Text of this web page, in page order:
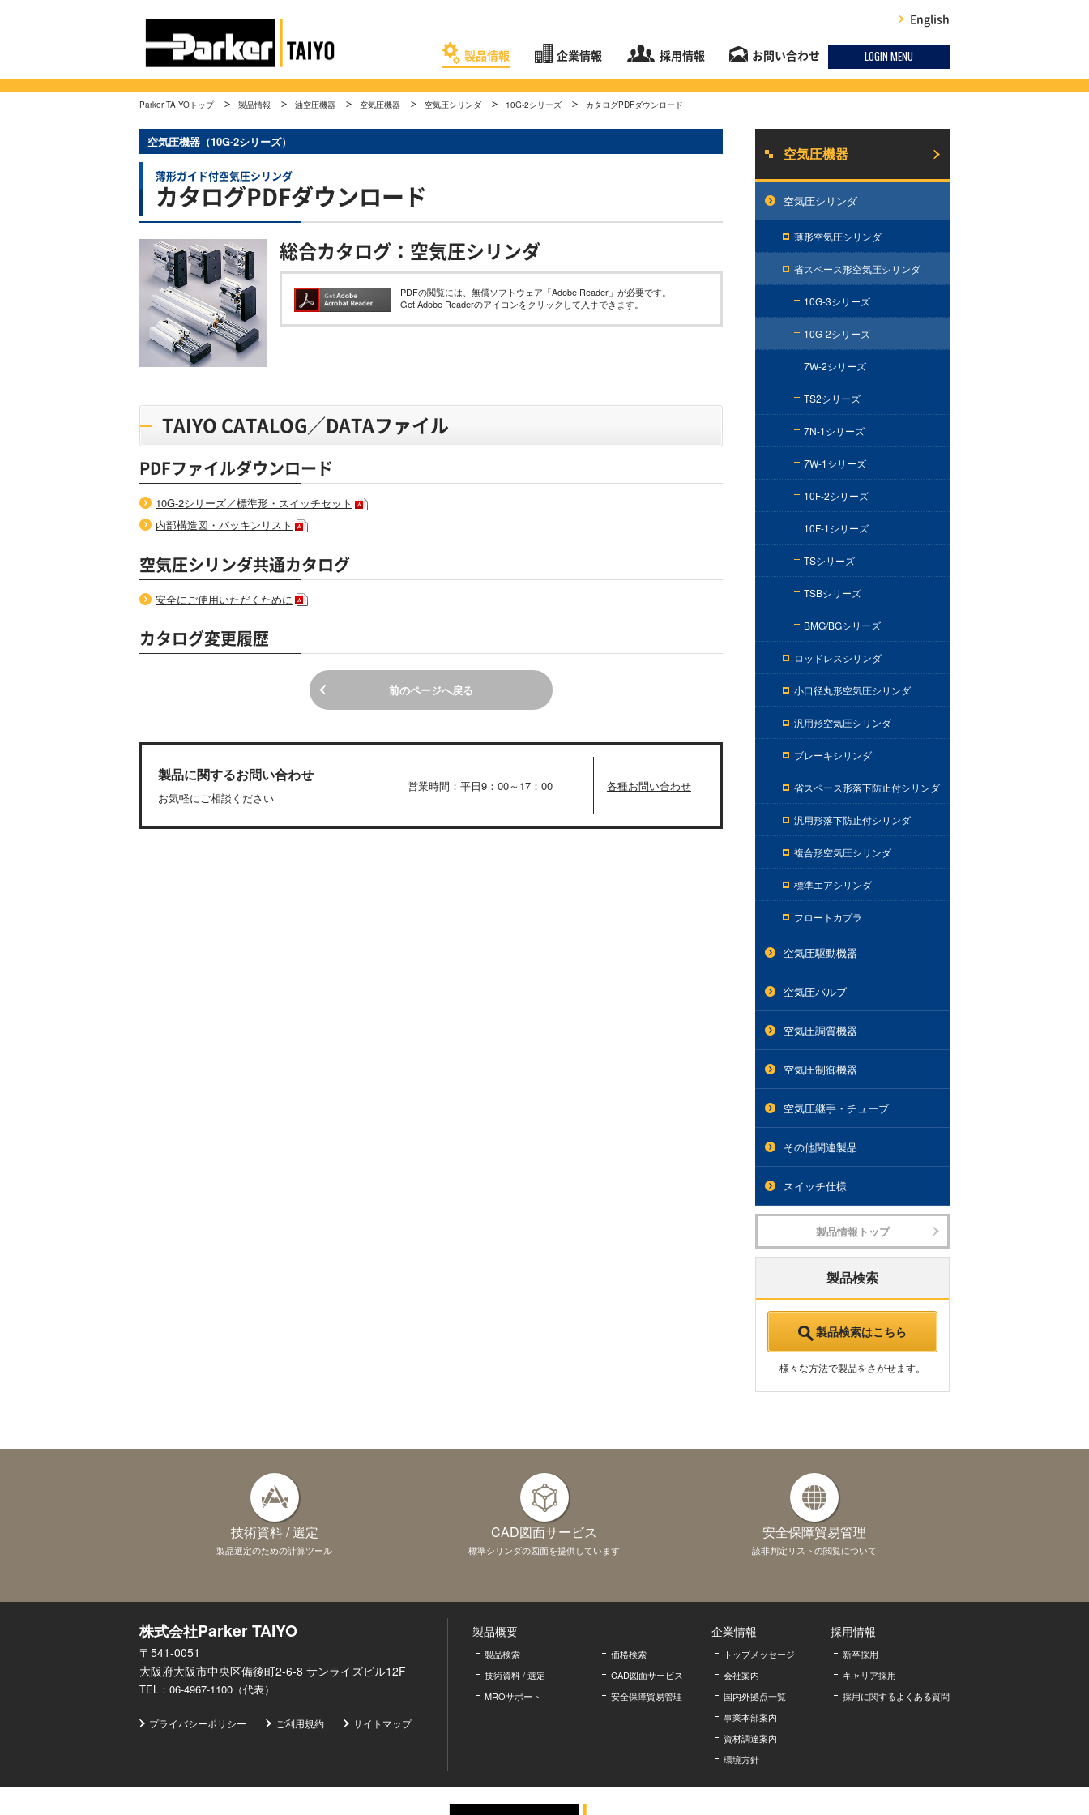
English
製品情報 企業情報 採用情報 お問い合わせ LOGIN MENU
Parker TAIYOトップ 製品情報 油空圧機器 空気圧機器 空気圧シリンダ 10G-2シリーズ カタログPDFダウンロード
空気圧機器（10G-2シリーズ）
薄形ガイド付空気圧シリンダ
カタログPDFダウンロード
総合カタログ：空気圧シリンダ
PDFの閲覧には、無償ソフトウェア「Adobe Reader」が必要です。
Get Adobe Readerのアイコンをクリックして入手できます。
TAIYO CATALOG／DATAファイル
PDFファイルダウンロード
10G-2シリーズ／標準形・スイッチセット
内部構造図・パッキンリスト
空気圧シリンダ共通カタログ
安全にご使用いただくために
カタログ変更履歴
前のページへ戻る
製品に関するお問い合わせ
お気軽にご相談ください
営業時間：平日9：00～17：00 各種お問い合わせ
空気圧機器
空気圧シリンダ
薄形空気圧シリンダ
省スペース形空気圧シリンダ
10G-3シリーズ
10G-2シリーズ
7W-2シリーズ
TS2シリーズ
7N-1シリーズ
7W-1シリーズ
10F-2シリーズ
10F-1シリーズ
TSシリーズ
TSBシリーズ
BMG/BGシリーズ
ロッドレスシリンダ
小口径丸形空気圧シリンダ
汎用形空気圧シリンダ
ブレーキシリンダ
省スペース形落下防止付シリンダ
汎用形落下防止付シリンダ
複合形空気圧シリンダ
標準エアシリンダ
フロートカプラ
空気圧駆動機器
空気圧バルブ
空気圧調質機器
空気圧制御機器
空気圧継手・チューブ
その他関連製品
スイッチ仕様
製品情報トップ
製品検索
製品検索はこちら
様々な方法で製品をさがせます。
技術資料 / 選定
製品選定のための計算ツール
CAD図面サービス
標準シリンダの図面を提供しています
安全保障貿易管理
該非判定リストの閲覧について
株式会社Parker TAIYO
〒541-0051
大阪府大阪市中央区備後町2-6-8 サンライズビル12F
TEL： 06-4967-1100（代表）
プライバシーポリシー ご利用規約 サイトマップ
製品概要
製品検索
価格検索
技術資料 / 選定
CAD図面サービス
MROサポート
安全保障貿易管理
企業情報
トップメッセージ
会社案内
国内外拠点一覧
事業本部案内
資材調達案内
環境方針
採用情報
新卒採用
キャリア採用
採用に関するよくある質問